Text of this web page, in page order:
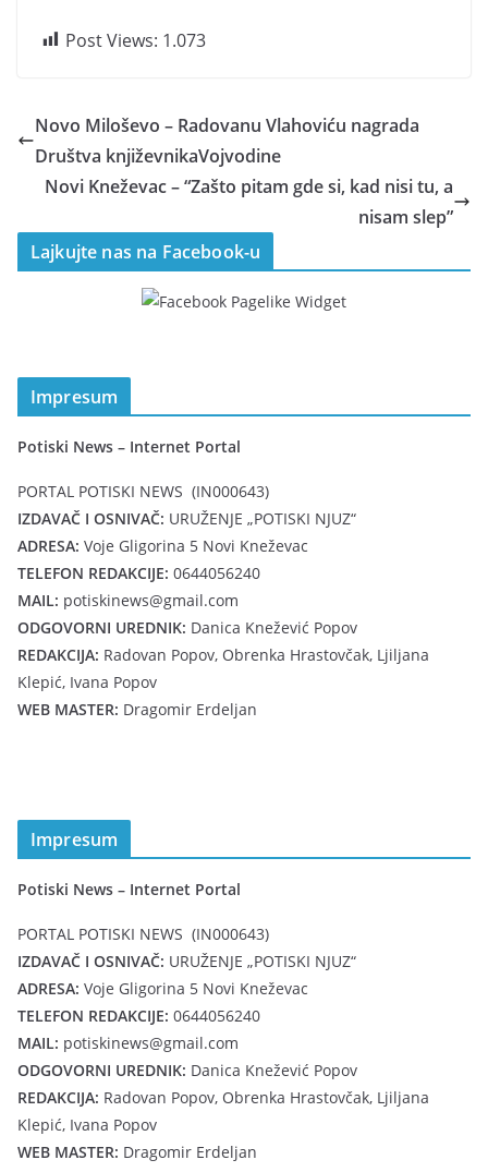
Post Views: 1.073
Novo Miloševo – Radovanu Vlahoviću nagrada
Društva književnikaVojvodine
Novi Kneževac – “Zašto pitam gde si, kad nisi tu, a
nisam slep”
Lajkujte nas na Facebook-u
Impresum
Potiski News – Internet Portal
PORTAL POTISKI NEWS (IN000643)
IZDAVAČ I OSNIVAČ: URUŽENJE „POTISKI NJUZ“
ADRESA: Voje Gligorina 5 Novi Kneževac
TELEFON REDAKCIJE: 0644056240
MAIL: potiskinews@gmail.com
ODGOVORNI UREDNIK: Danica Knežević Popov
REDAKCIJA: Radovan Popov, Obrenka Hrastovčak, Ljiljana
Klepić, Ivana Popov
WEB MASTER: Dragomir Erdeljan
Impresum
Potiski News – Internet Portal
PORTAL POTISKI NEWS (IN000643)
IZDAVAČ I OSNIVAČ: URUŽENJE „POTISKI NJUZ“
ADRESA: Voje Gligorina 5 Novi Kneževac
TELEFON REDAKCIJE: 0644056240
MAIL: potiskinews@gmail.com
ODGOVORNI UREDNIK: Danica Knežević Popov
REDAKCIJA: Radovan Popov, Obrenka Hrastovčak, Ljiljana
Klepić, Ivana Popov
WEB MASTER: Dragomir Erdeljan